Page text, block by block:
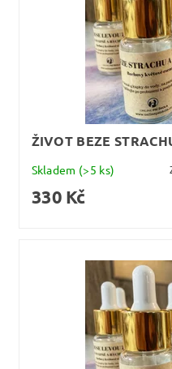
ŽIVOT BEZE
Skladem (>5 ks)
330 Kč